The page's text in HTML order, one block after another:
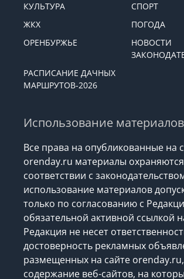
КУЛЬТУРА
СПОРТ
ЖКХ
ПОГОДА
ОРЕНБУРЖЬЕ
НОВОСТИ
РАСПИСАНИЕ ДАЧНЫХ
МАРШРУТОВ-2026
Использование материалов
Все права на опубликованные на
orenday.ru материалы
соответствии с
использование материалов
только по согласованию с
обязательной активной ссылкой
Редакция не несет
достоверность рекламных
размещенных на сайте orenday.ru,
содержание веб-сайтов, на